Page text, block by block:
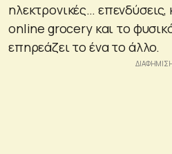
ηλεκτρονικές…
online grocery και το
επηρεάζει το ένα το άλλο.